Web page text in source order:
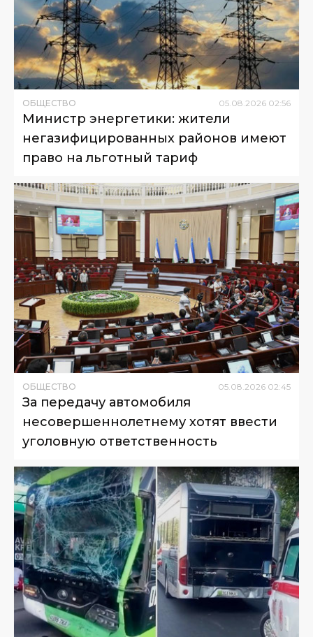
ОБЩЕСТВО 05 08 2026 02:56
Министр энергетики: жители
негазифицированных районов имеют
право на льготный тариф
ОБЩЕСТВО 05.08.2026 02:45
За передачу автомобиля
несовершеннолетнему хотят ввести
уголовную ответственность